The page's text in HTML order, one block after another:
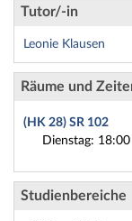
Tutor/-in
Leonie Klausen
Räume und
(HK 28) SR 102
Dienstag:
Studienbereiche